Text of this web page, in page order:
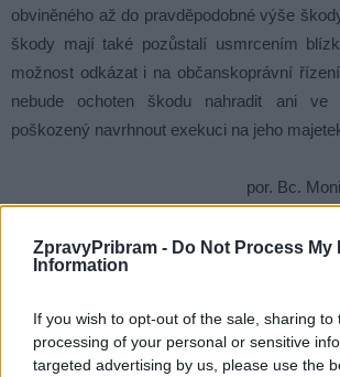
ZpravyPribram - Do Not Process My
Information
If you wish to opt-out of the sale, sharing to
processing of your personal or sensitive
targeted advertising by us, please use the
obviněného až do pravděpodobné výše
škody mají také pozůstalí usmrcením
možnost odkázat i na občanskoprávní
nebude ochoten škodu nahradit ani ve
poškozený navrhnout exekuci na jeho
por. Bc.
Komentáře